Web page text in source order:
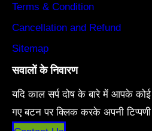
Terms & Condition
Cancellation and Refund
Sitemap
सवालों के निवारण
यदि काल सर्प दोष के बारे में आपके
गए बटन पर क्लिक करके अपनी